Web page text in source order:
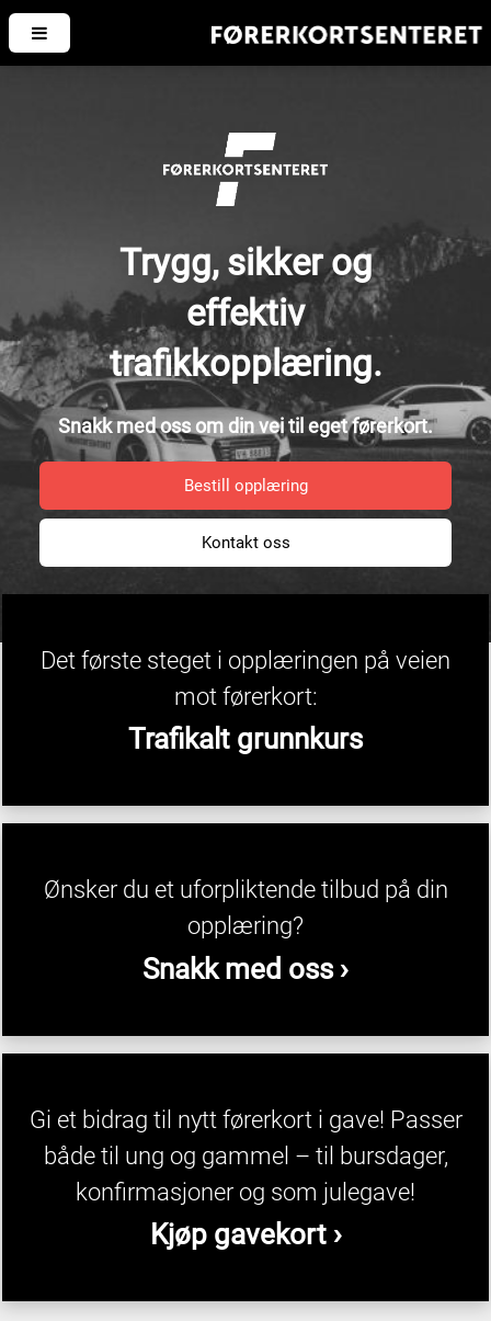
Trygg, sikker og
effektiv
trafikkopplæring.
Snakk med oss om din vei til eget førerkort.
Bestill opplæring
Kontakt oss
Det første steget i opplæringen på veien
mot førerkort:
Trafikalt grunnkurs
Ønsker du et uforpliktende tilbud på din
opplæring?
Snakk med oss ›
Gi et bidrag til nytt førerkort i gave! Passer
både til ung og gammel – til bursdager,
konfirmasjoner og som julegave!
Kjøp gavekort ›